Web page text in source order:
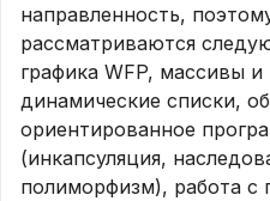
направленность,
рассматриваются
графика WFP, массивы и
динамические списки,
ориентированное
(инкапсуляция,
полиморфизм), работа с